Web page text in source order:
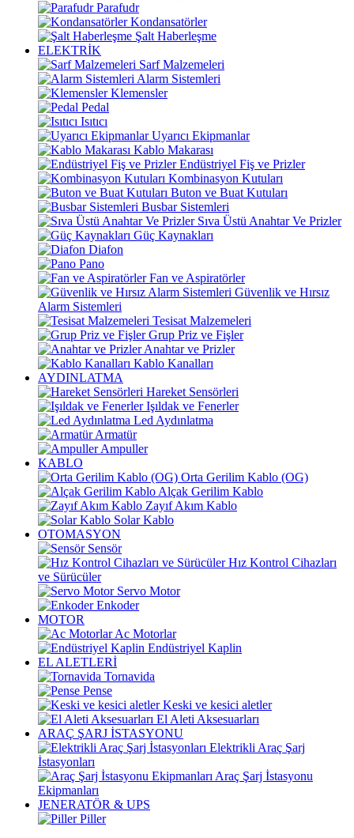
Parafudr
Kondansatörler
Şalt Haberleşme
ELEKTRİK
Sarf Malzemeleri
Alarm Sistemleri
Klemensler
Pedal
Isıtıcı
Uyarıcı Ekipmanlar
Kablo Makarası
Endüstriyel Fiş ve Prizler
Kombinasyon Kutuları
Buton ve Buat Kutuları
Busbar Sistemleri
Sıva Üstü Anahtar Ve Prizler
Güç Kaynakları
Diafon
Pano
Fan ve Aspiratörler
Güvenlik ve Hırsız
Alarm Sistemleri
Tesisat Malzemeleri
Grup Priz ve Fişler
Anahtar ve Prizler
Kablo Kanalları
AYDINLATMA
Hareket Sensörleri
Işıldak ve Fenerler
Led Aydınlatma
Armatür
Ampuller
KABLO
Orta Gerilim Kablo (OG)
Alçak Gerilim Kablo
Zayıf Akım Kablo
Solar Kablo
OTOMASYON
Sensör
Hız Kontrol Cihazları
ve Sürücüler
Servo Motor
Enkoder
MOTOR
Ac Motorlar
Endüstriyel Kaplin
EL ALETLERİ
Tornavida
Pense
Keski ve kesici aletler
El Aleti Aksesuarları
ARAÇ ŞARJ İSTASYONU
Elektrikli Araç Şarj
İstasyonları
Araç Şarj İstasyonu
Ekipmanları
JENERATÖR & UPS
Piller